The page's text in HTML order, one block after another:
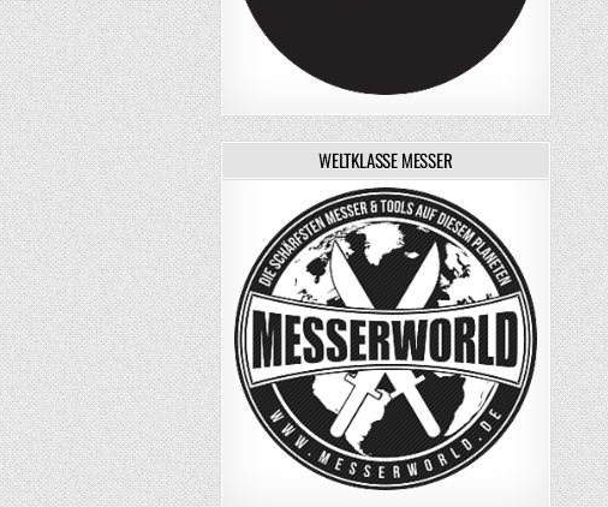
WELTKLASSE MESSER